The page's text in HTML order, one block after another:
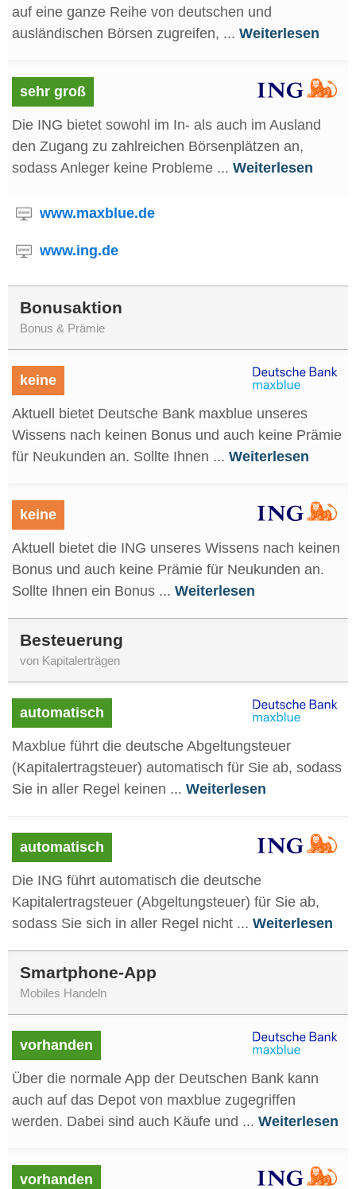
auf eine ganze Reihe von deutschen und
ausländischen Börsen zugreifen, ... Weiterlesen
sehr groß
Die ING bietet sowohl im In- als auch im Ausland
den Zugang zu zahlreichen Börsenplätzen an,
sodass Anleger keine Probleme ... Weiterlesen
www.maxblue.de
www.ing.de
Bonusaktion
Bonus & Prämie
keine
Aktuell bietet Deutsche Bank maxblue unseres
Wissens nach keinen Bonus und auch keine Prämie
für Neukunden an. Sollte Ihnen ... Weiterlesen
keine
Aktuell bietet die ING unseres Wissens nach keinen
Bonus und auch keine Prämie für Neukunden an.
Sollte Ihnen ein Bonus ... Weiterlesen
Besteuerung
von Kapitalerträgen
automatisch
Maxblue führt die deutsche Abgeltungsteuer
(Kapitalertragsteuer) automatisch für Sie ab, sodass
Sie in aller Regel keinen ... Weiterlesen
automatisch
Die ING führt automatisch die deutsche
Kapitalertragsteuer (Abgeltungsteuer) für Sie ab,
sodass Sie sich in aller Regel nicht ... Weiterlesen
Smartphone-App
Mobiles Handeln
vorhanden
Über die normale App der Deutschen Bank kann
auch auf das Depot von maxblue zugegriffen
werden. Dabei sind auch Käufe und ... Weiterlesen
vorhanden